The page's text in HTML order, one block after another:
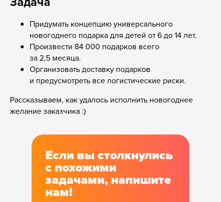
Придумать концепцию универсального
новогоднего подарка для детей от 6 до 14 лет.
Произвести 84 000 подарков всего
за 2,5 месяца.
Организовать доставку подарков
и предусмотреть все логистические риски.
Рассказываем, как удалось исполнить новогоднее
желание заказчика :)
Если вы столкнулись
с похожими
задачами, напишите
нам!